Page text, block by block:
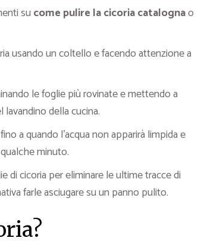
su come pulire la cicoria catalognao
usando un coltello e facendo attenzione a
le foglie più rovinate e mettendo a
della cucina.
a quando l’acqua non apparirà limpida e
minuto.
di cicoria per eliminare le ultime tracce di
farle asciugare su un panno pulito.